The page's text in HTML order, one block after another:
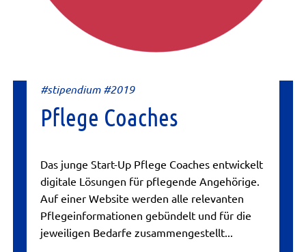
#stipendium #2019
Pflege Coaches
Das junge Start-Up Pflege Coaches entwickelt
digitale Lösungen für pflegende Angehörige.
Auf einer Website werden alle relevanten
Pflegeinformationen gebündelt und für die
jeweiligen Bedarfe zusammengestellt...